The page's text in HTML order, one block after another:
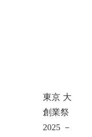
東京 大
創業祭
2025 －